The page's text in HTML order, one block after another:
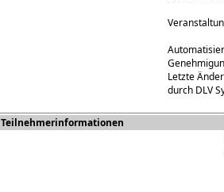
Letzte
durch DLV
Teilnehmerinformationen